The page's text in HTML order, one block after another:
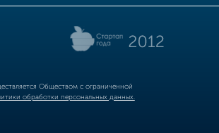
Обществом с ограниченной
обработки персональных данных.